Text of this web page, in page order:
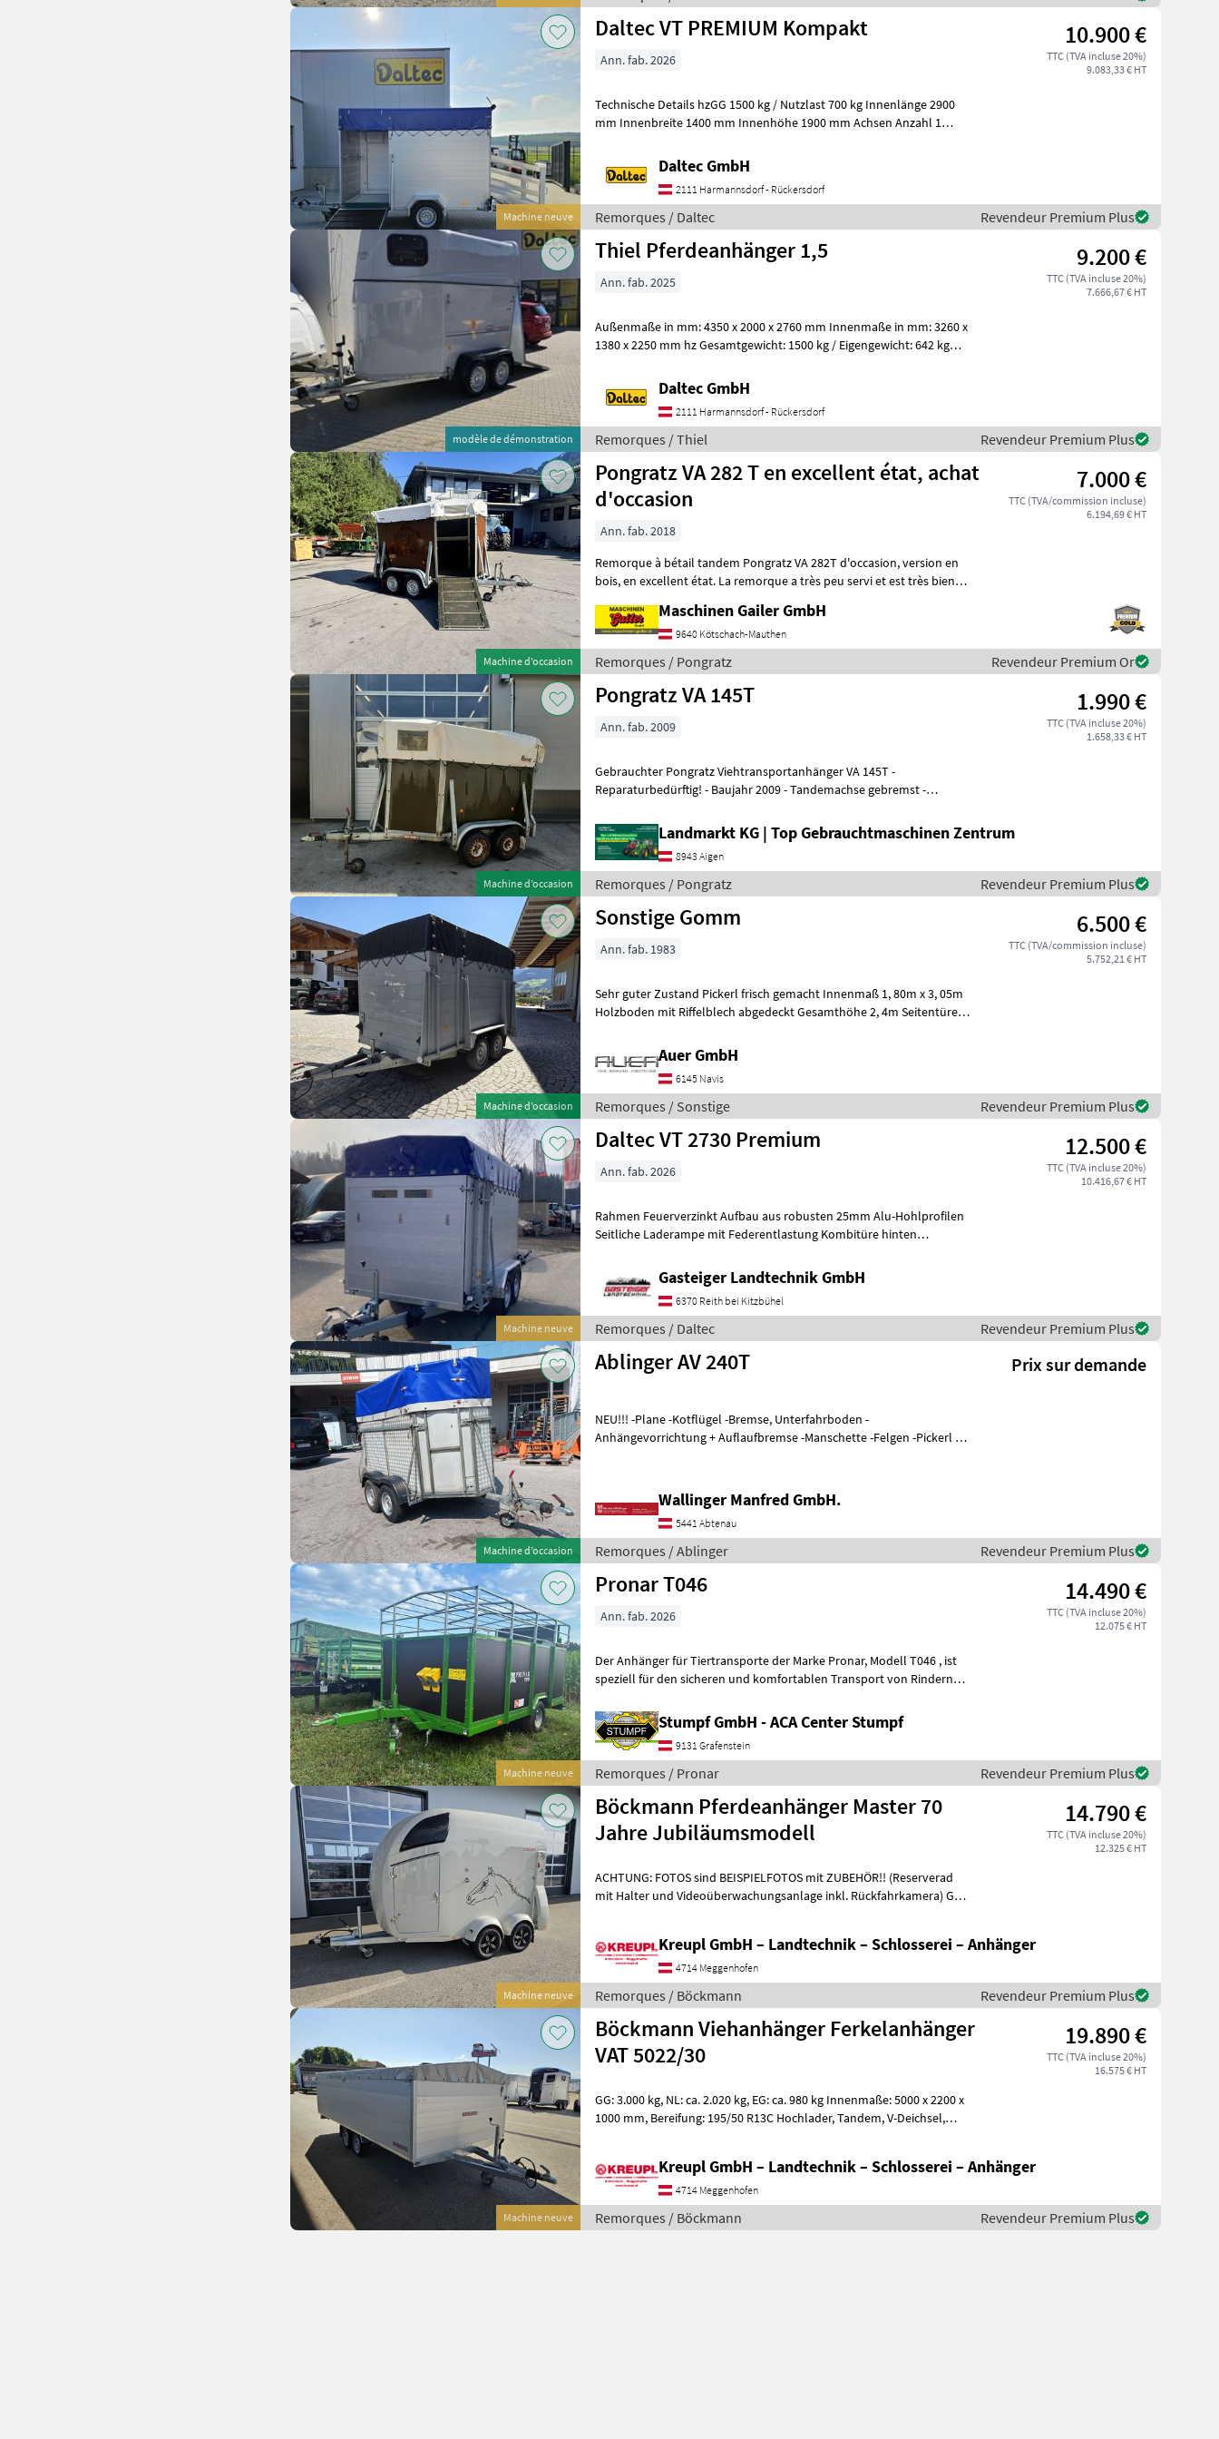
Machine neuve
Daltec VT PREMIUM Kompakt 10.900 €
TTC (TVA incluse 20%)
9.083,33 € HT
Ann. fab. 2026
Technische Details hzGG 1500 kg / Nutzlast 700 kg Innenlänge 2900
mm Innenbreite 1400 mm Innenhöhe 1900 mm Achsen Anzahl 1
Daltec GmbH
2111 Harmannsdorf - Rückersdorf
Remorques / Daltec Revendeur Premium Plus
modèle de démonstration
Thiel Pferdeanhänger 1,5 9.200 €
TTC (TVA incluse 20%)
7.666,67 € HT
Ann. fab. 2025
Außenmaße in mm: 4350 x 2000 x 2760 mm Innenmaße in mm: 3260 x
1380 x 2250 mm hz Gesamtgewicht: 1500 kg / Eigengewicht: 642 kg
Daltec GmbH
2111 Harmannsdorf - Rückersdorf
Remorques / Thiel Revendeur Premium Plus
Machine d’occasion
Pongratz VA 282 T en excellent état, achat
d'occasion
7.000 €
TTC (TVA/commission incluse)
6.194,69 € HT
Ann. fab. 2018
Remorque à bétail tandem Pongratz VA 282T d'occasion, version en
bois, en excellent état. La remorque a très peu servi et est très bien
Maschinen Gailer GmbH
9640 Kötschach-Mauthen
Remorques / Pongratz Revendeur Premium Or
Machine d’occasion
Pongratz VA 145T 1.990 €
TTC (TVA incluse 20%)
1.658,33 € HT
Ann. fab. 2009
Gebrauchter Pongratz Viehtransportanhänger VA 145T -
Reparaturbedürftig! - Baujahr 2009 - Tandemachse gebremst -
Landmarkt KG | Top Gebrauchtmaschinen Zentrum
8943 Aigen
Remorques / Pongratz Revendeur Premium Plus
Machine d’occasion
Sonstige Gomm 6.500 €
TTC (TVA/commission incluse)
5.752,21 € HT
Ann. fab. 1983
Sehr guter Zustand Pickerl frisch gemacht Innenmaß 1, 80m x 3, 05m
Holzboden mit Riffelblech abgedeckt Gesamthöhe 2, 4m Seitentüre
Auer GmbH
6145 Navis
Remorques / Sonstige Revendeur Premium Plus
Machine neuve
Daltec VT 2730 Premium 12.500 €
TTC (TVA incluse 20%)
10.416,67 € HT
Ann. fab. 2026
Rahmen Feuerverzinkt Aufbau aus robusten 25mm Alu-Hohlprofilen
Seitliche Laderampe mit Federentlastung Kombitüre hinten
Gasteiger Landtechnik GmbH
6370 Reith bei Kitzbühel
Remorques / Daltec Revendeur Premium Plus
Machine d’occasion
Ablinger AV 240T Prix sur demande
NEU!!! -Plane -Kotflügel -Bremse, Unterfahrboden -
Anhängevorrichtung + Auflaufbremse -Manschette -Felgen -Pickerl bis
Wallinger Manfred GmbH.
5441 Abtenau
Remorques / Ablinger Revendeur Premium Plus
Machine neuve
Pronar T046 14.490 €
TTC (TVA incluse 20%)
12.075 € HT
Ann. fab. 2026
Der Anhänger für Tiertransporte der Marke Pronar, Modell T046 , ist
speziell für den sicheren und komfortablen Transport von Rindern
Stumpf GmbH - ACA Center Stumpf
9131 Grafenstein
Remorques / Pronar Revendeur Premium Plus
Machine neuve
Böckmann Pferdeanhänger Master 70
Jahre Jubiläumsmodell
14.790 €
TTC (TVA incluse 20%)
12.325 € HT
ACHTUNG: FOTOS sind BEISPIELFOTOS mit ZUBEHÖR!! (Reserverad
mit Halter und Videoüberwachungsanlage inkl. Rückfahrkamera) GG:
Kreupl GmbH – Landtechnik – Schlosserei – Anhänger
4714 Meggenhofen
Remorques / Böckmann Revendeur Premium Plus
Machine neuve
Böckmann Viehanhänger Ferkelanhänger
VAT 5022/30
19.890 €
TTC (TVA incluse 20%)
16.575 € HT
GG: 3.000 kg, NL: ca. 2.020 kg, EG: ca. 980 kg Innenmaße: 5000 x 2200 x
1000 mm, Bereifung: 195/50 R13C Hochlader, Tandem, V-Deichsel,
Kreupl GmbH – Landtechnik – Schlosserei – Anhänger
4714 Meggenhofen
Remorques / Böckmann Revendeur Premium Plus